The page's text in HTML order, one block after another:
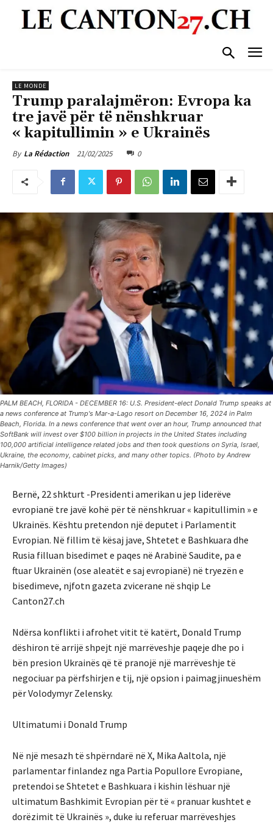
LE MONDE
Trump paralajmëron: Evropa ka
tre javë për të nënshkruar
« kapitullimin » e Ukrainës
By La Rédaction 21/02/2025 0
PALM BEACH, FLORIDA - DECEMBER 16: U.S. President-elect Donald Trump speaks at
a news conference at Trump's Mar-a-Lago resort on December 16, 2024 in Palm
Beach, Florida. In a news conference that went over an hour, Trump announced that
SoftBank will invest over $100 billion in projects in the United States including
100,000 artificial intelligence related jobs and then took questions on Syria, Israel,
Ukraine, the economy, cabinet picks, and many other topics. (Photo by Andrew
Harnik/Getty Images)
Bernë, 22 shkturt -Presidenti amerikan u jep liderëve
evropianë tre javë kohë për të nënshkruar « kapitullimin » e
Ukrainës. Kështu pretendon një deputet i Parlamentit
Evropian. Në fillim të kësaj jave, Shtetet e Bashkuara dhe
Rusia filluan bisedimet e paqes në Arabinë Saudite, pa e
ftuar Ukrainën (ose aleatët e saj evropianë) në tryezën e
bisedimeve, njfotn gazeta zvicerane në shqip Le
Canton27.ch
Ndërsa konflikti i afrohet vitit të katërt, Donald Trump
dëshiron të arrijë shpejt një marrëveshje paqeje dhe po i
bën presion Ukrainës që të pranojë një marrëveshje të
negociuar pa përfshirjen e tij, një opsion i paimagjinueshëm
për Volodymyr Zelensky.
Ultimatumi i Donald Trump
Në një mesazh të shpërndarë në X, Mika Aaltola, një
parlamentar finlandez nga Partia Popullore Evropiane,
pretendoi se Shtetet e Bashkuara i kishin lëshuar një
ultimatum Bashkimit Evropian për të « pranuar kushtet e
dorëzimit të Ukrainës », duke iu referuar marrëveshjes